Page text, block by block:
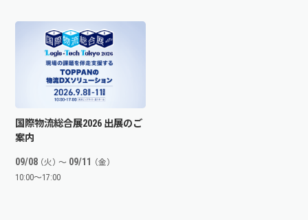
国際物流総合展2026 出展のご
案内
09/08（火）〜 09/11 （金）
10:00〜17:00